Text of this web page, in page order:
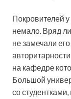
Покровителей
немало. Вряд
не замечали
на кафедре
Большой
со